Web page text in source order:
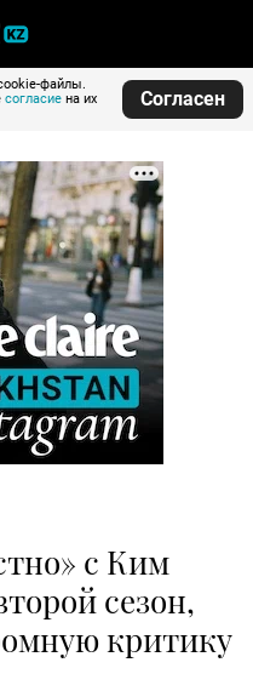
файлы.
согласие на их
Согласен
с Ким
сезон,
критику